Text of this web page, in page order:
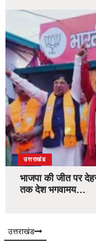
उत्तराखंड
भाजपा की जीत पर
तक देश भगवामय…
उत्तराखंड